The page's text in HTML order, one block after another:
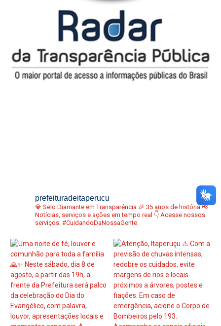
prefeituradeitaperucu
💎 Selo Diamante em Transparência 🎉 35 anos de história📢
Notícias, serviços e ações em tempo real 👇 Acesse nossos
serviços: #CuidandoDaNossaGente